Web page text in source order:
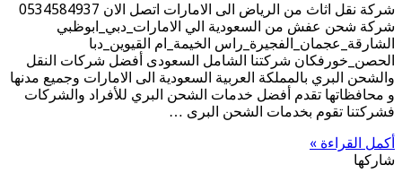
شركة نقل اثاث من الرياض الى الامارات اتصل الان 0534584937
شركة شحن عفش من السعودية الي الامارات_دبي_ابوظبي
الشارقة_عجمان_الفجيرة_راس الخيمة_ام القيوين_دبا
الحصن_خورفكان شركتنا الشامل السعودى أفضل شركات النقل
والشحن البري بالمملكة العربية السعودية الى الامارات وجميع مدنها
و محافظاتها تقدم أفضل خدمات الشحن البري للأفراد والشركات
فشركتنا تقوم بخدمات الشحن البرى …
أكمل القراءة »
شاركها